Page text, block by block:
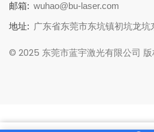
邮箱: wuhao@bu-laser.com
地址: 广东省东莞市东坑镇初坑龙坑
© 2025 东莞市蓝宇激光有限公司